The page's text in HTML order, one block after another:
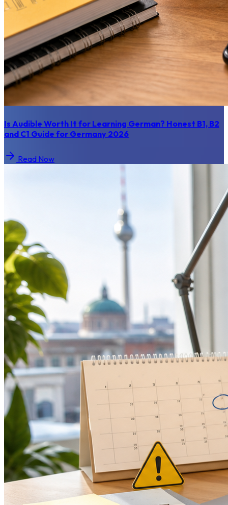
Is Audible Worth It for Learning German? Honest B1, B2
and C1 Guide for Germany 2026
Read Now